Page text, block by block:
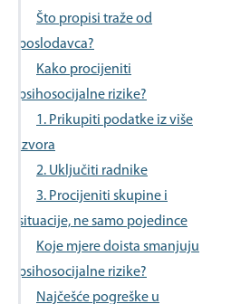
Što propisi traže od
poslodavca?
Kako procijeniti
psihosocijalne rizike?
1. Prikupiti podatke iz više
izvora
2. Uključiti radnike
3. Procijeniti skupine i
situacije, ne samo pojedince
Koje mjere doista smanjuju
psihosocijalne rizike?
Najčešće pogreške u